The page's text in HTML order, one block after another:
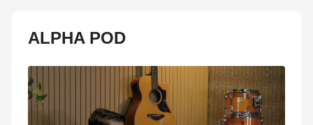
ALPHA POD